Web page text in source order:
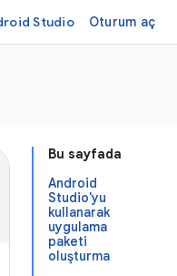
Studio Oturum aç
Bu sayfada
Android
Studio'yu
kullanarak
uygulama
paketi
oluşturma